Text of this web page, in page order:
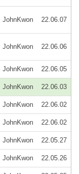
JohnKwon 22.06.07
JohnKwon 22.06.06
JohnKwon 22.06.05
JohnKwon 22.06.03
JohnKwon 22.06.02
JohnKwon 22.06.02
JohnKwon 22.05.27
JohnKwon 22.05.26